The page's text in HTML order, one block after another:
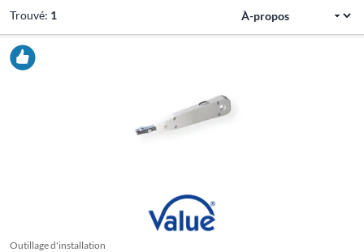
Trouvé: 1
Outillage d'installation